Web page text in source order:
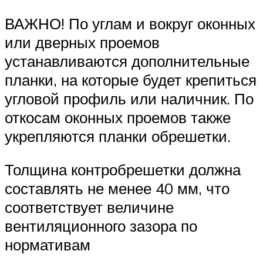
ВАЖНО! По углам и вокруг оконных
или дверных проемов
устанавливаются дополнительные
планки, на которые будет крепиться
угловой профиль или наличник. По
откосам оконных проемов также
укрепляются планки обрешетки.
Толщина контробрешетки должна
составлять не менее 40 мм, что
соответствует величине
вентиляционного зазора по
нормативам